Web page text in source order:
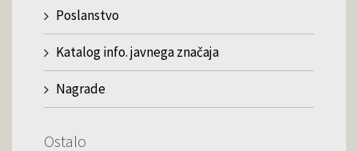
Poslanstvo
Katalog info. javnega značaja
Nagrade
Ostalo